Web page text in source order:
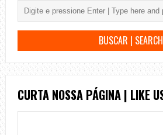
CURTA NOSSA PÁGINA | LIKE